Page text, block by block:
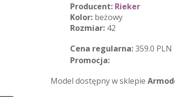
Producent: Rieker
Kolor: beżowy
Rozmiar: 42
Cena regularna:359.0 PLN
Promocja:
Model dostępny w sklepie